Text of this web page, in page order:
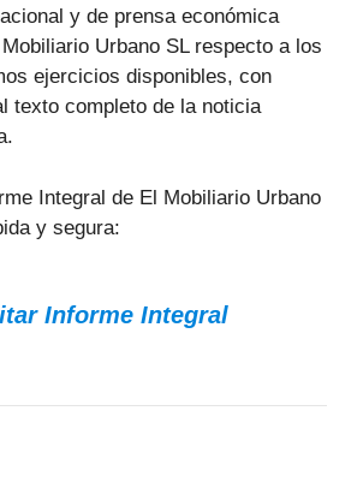
y de prensa económica
Urbano SL respecto a los
ejercicios disponibles, con
texto completo de la noticia
Integral de El Mobiliario Urbano
y segura:
Informe Integral